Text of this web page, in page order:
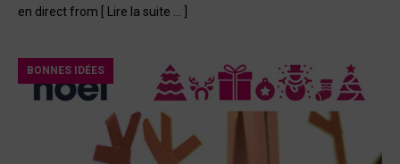
en direct from [ Lire la suite … ]
BONNES IDÉES